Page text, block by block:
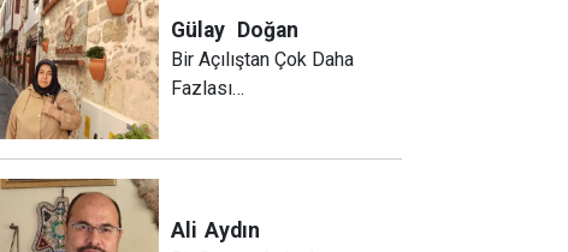
Gülay Doğan
Bir Açılıştan Çok Daha
Fazlası…
Ali Aydın